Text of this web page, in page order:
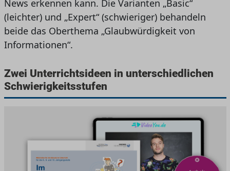
News erkennen kann. Die Varianten „Basic“
(leichter) und „Expert“ (schwieriger) behandeln
beide das Oberthema „Glaubwürdigkeit von
Informationen“.
Zwei Unterrichtsideen in unterschiedlichen
Schwierigkeitsstufen